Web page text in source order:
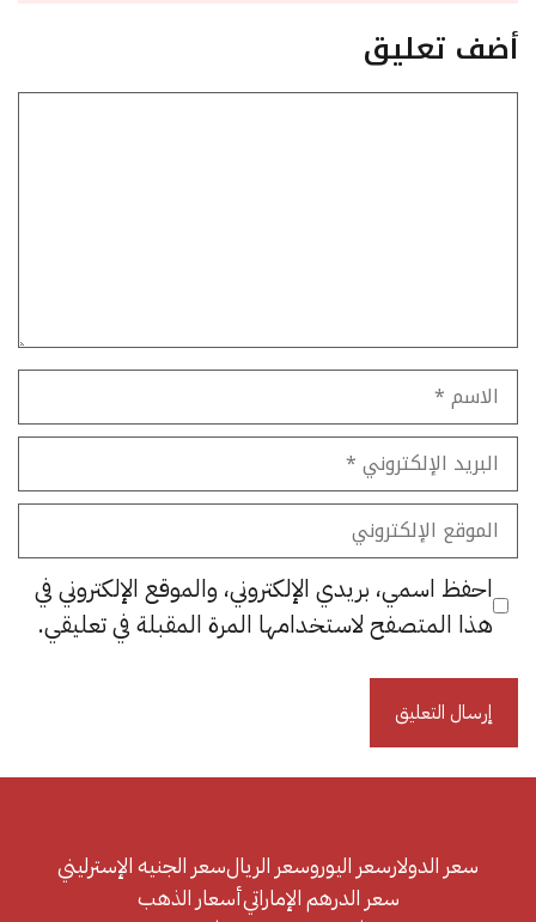
أضف تعليق
الاسم
البريد
الإلكتروني
الموقع
الإلكتروني
احفظ اسمي، بريدي الإلكتروني، والموقع الإلكتروني في
هذا المتصفح لاستخدامها المرة المقبلة في تعليقي.
سعر الدولارسعر اليوروسعر الريالسعر الجنيه الإسترليني
سعر الدرهم الإماراتيأسعار الذهب